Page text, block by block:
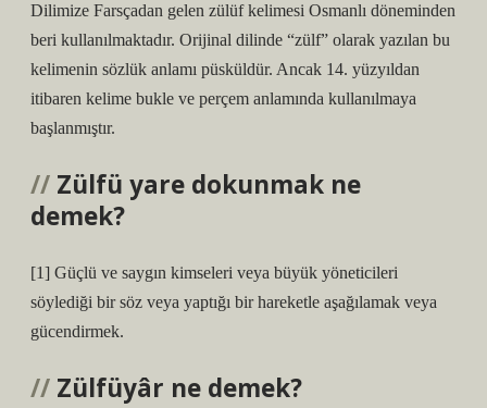
Dilimize Farsçadan gelen zülüf kelimesi Osmanlı döneminden
beri kullanılmaktadır. Orijinal dilinde “zülf” olarak yazılan bu
kelimenin sözlük anlamı püsküldür. Ancak 14. yüzyıldan
itibaren kelime bukle ve perçem anlamında kullanılmaya
başlanmıştır.
Zülfü yare dokunmak ne
demek?
[1] Güçlü ve saygın kimseleri veya büyük yöneticileri
söylediği bir söz veya yaptığı bir hareketle aşağılamak veya
gücendirmek.
Zülfüyâr ne demek?